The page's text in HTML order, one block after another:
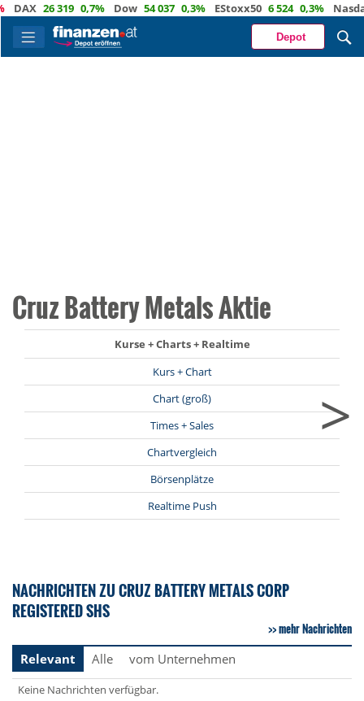
26 319 0,7% Dow 54 037 0,3% EStoxx50 6 524 0,3% Nasdaq
Depot
Cruz Battery Metals Aktie
Kurse + Charts + Realtime
Kurs + Chart
Chart (groß)
Times + Sales
Chartvergleich
Börsenplätze
Realtime Push
>
NACHRICHTEN ZU CRUZ BATTERY METALS CORP
REGISTERED SHS
mehr Nachrichten
Relevant
Alle vom Unternehmen
Keine Nachrichten verfügbar.